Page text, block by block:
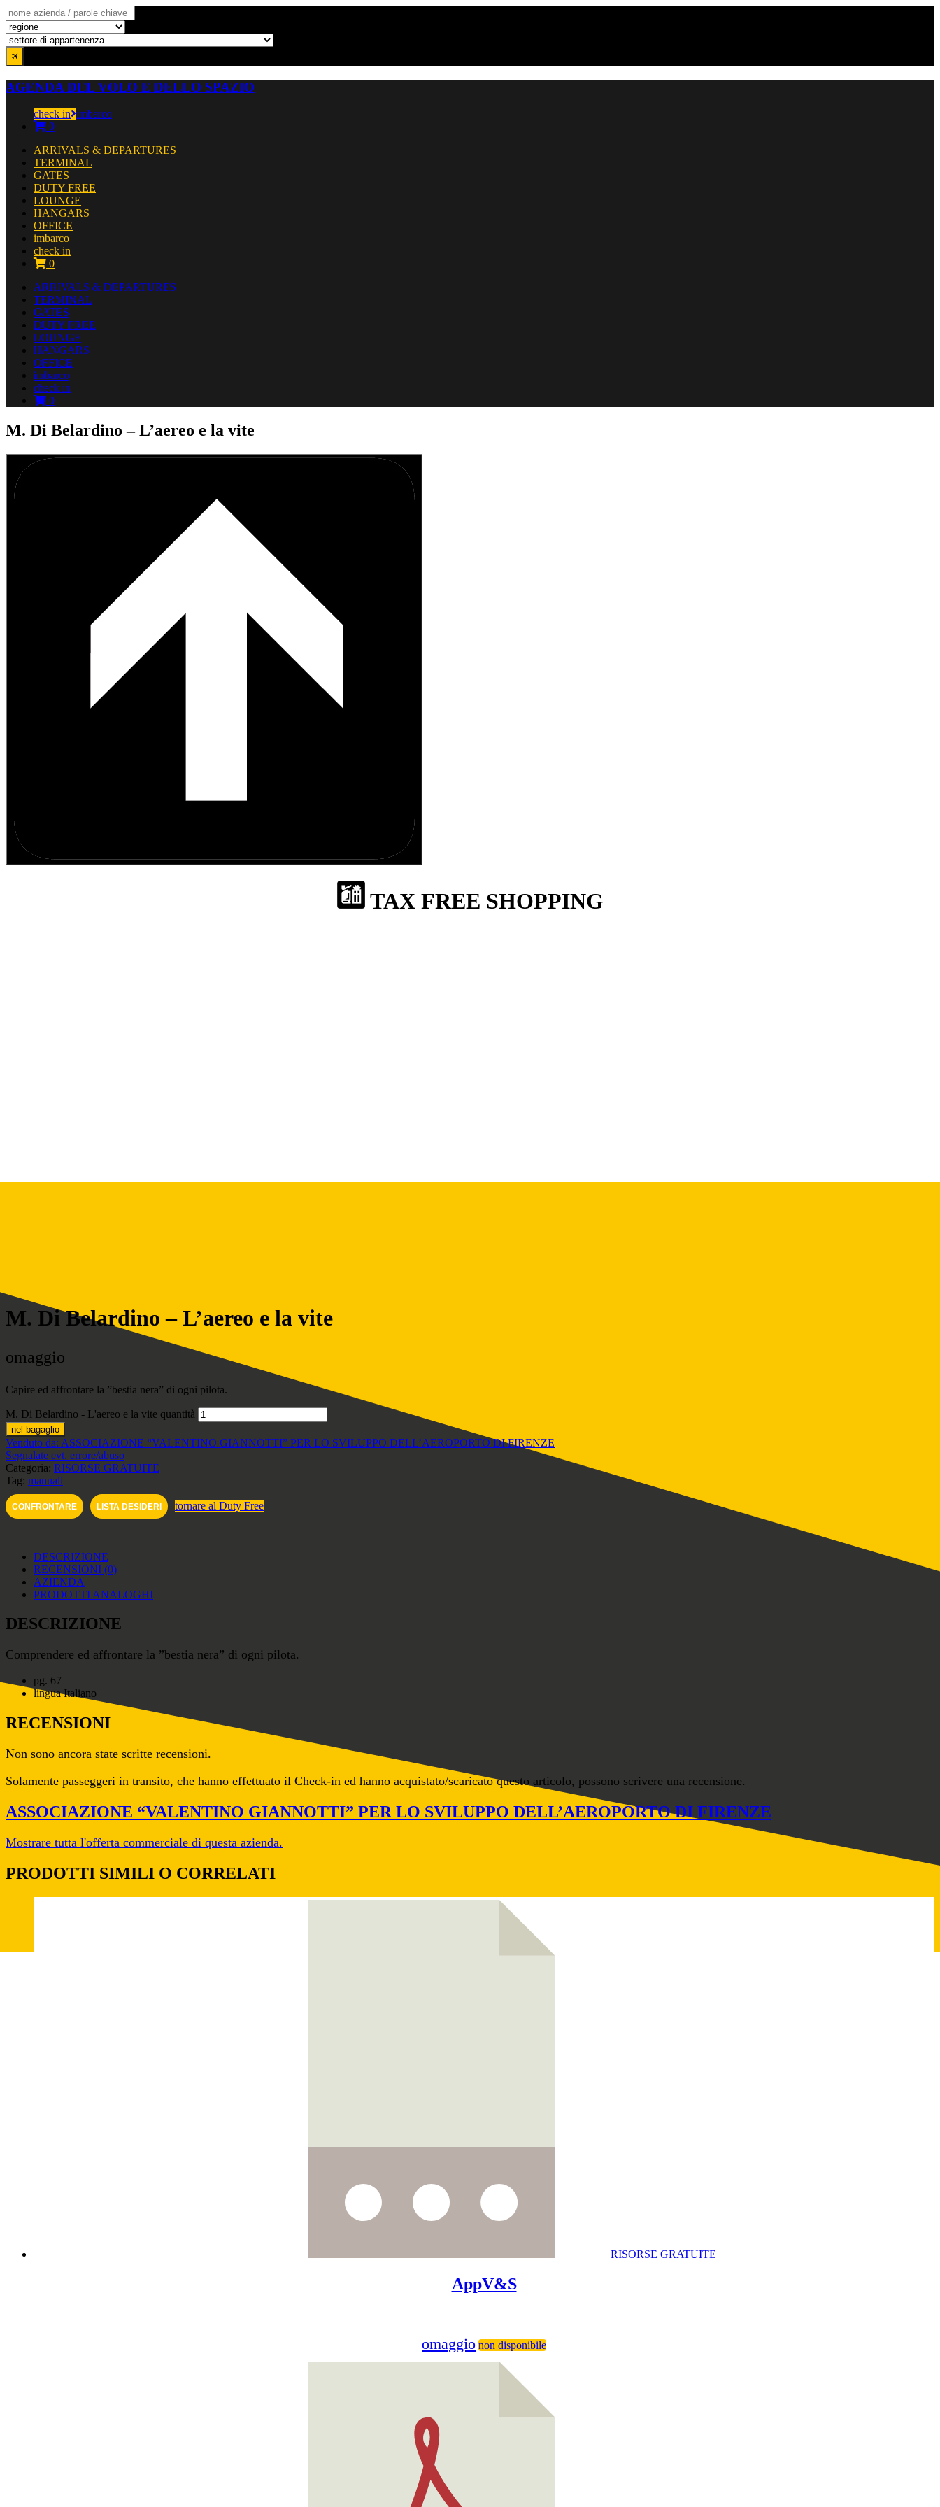
AGENDA DEL VOLO E DELLO SPAZIO
check in imbarco
0
ARRIVALS & DEPARTURES
TERMINAL
GATES
DUTY FREE
LOUNGE
HANGARS
OFFICE
imbarco
check in
0
ARRIVALS & DEPARTURES
TERMINAL
GATES
DUTY FREE
LOUNGE
HANGARS
OFFICE
imbarco
check in
0
M. Di Belardino – L’aereo e la vite
TAX FREE SHOPPING
M. Di Belardino – L’aereo e la vite
omaggio
Capire ed affrontare la ”bestia nera” di ogni pilota.
M. Di Belardino - L'aereo e la vite quantità
nel bagaglio
Venduto da: ASSOCIAZIONE “VALENTINO GIANNOTTI” PER LO SVILUPPO DELL’AEROPORTO DI FI­RENZE
Segnalate evt. errore/abuso
Categoria: RISORSE GRATUITE
Tag: manuali
CONFRONTARE LISTA DESIDERI tornare al Duty Free
DESCRIZIONE
RECENSIONI (0)
AZIENDA
PRODOTTI ANALOGHI
DESCRIZIONE
Comprendere ed affrontare la ”bestia nera” di ogni pilota.
pg. 67
lingua Italiano
RECENSIONI
Non sono ancora state scritte recensioni.
Solamente passeggeri in transito, che hanno effettuato il Check-in ed hanno acquistato/scaricato questo articolo, possono scrivere una recensione.
ASSOCIAZIONE “VALENTINO GIANNOTTI” PER LO SVILUPPO DELL’AEROPORTO DI FI­RENZE
Mostrare tutta l'offerta commerciale di questa azienda.
PRODOTTI SIMILI O CORRELATI
RISORSE GRATUITE
AppV&S
omaggio non disponibile